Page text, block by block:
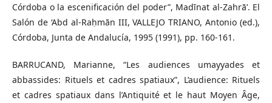
Córdoba o la escenificación del poder”, Madīnat al-Zahrā’. El
Salón de ‘Abd al-Raḥmān III, VALLEJO TRIANO, Antonio (ed.),
Córdoba, Junta de Andalucía, 1995 (1991), pp. 160-161.
BARRUCAND, Marianne, “Les audiences umayyades et
abbassides: Rituels et cadres spatiaux”, L’audience: Rituels
et cadres spatiaux dans l’Antiquité et le haut Moyen Âge,